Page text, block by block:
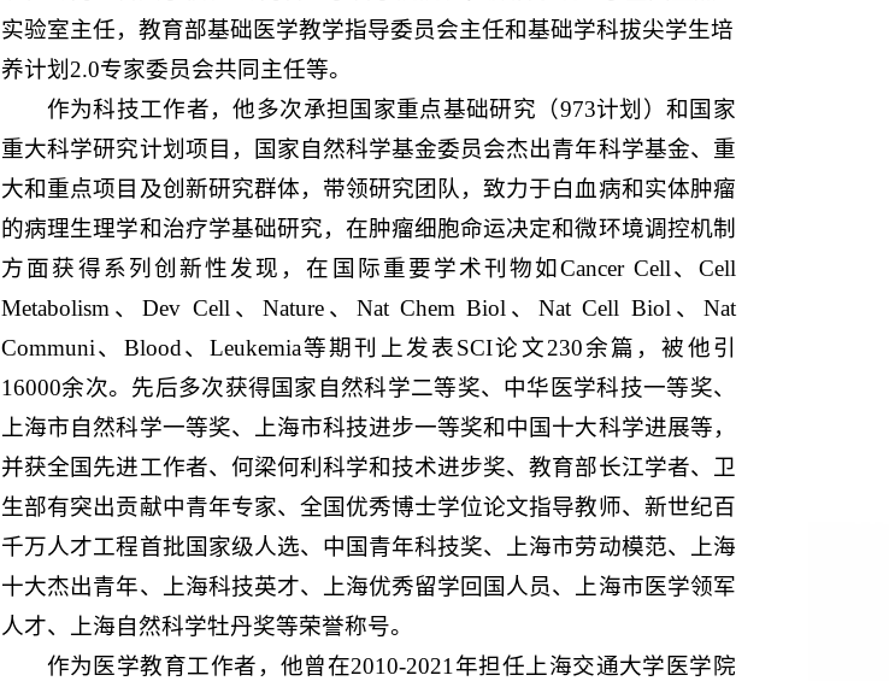
实验室主任，教育部基础医学教学指导委员会主任和基础学科拔尖学生培
养计划2.0专家委员会共同主任等。
作为科技工作者，他多次承担国家重点基础研究（973计划）和国家
重大科学研究计划项目，国家自然科学基金委员会杰出青年科学基金、重
大和重点项目及创新研究群体，带领研究团队，致力于白血病和实体肿瘤
的病理生理学和治疗学基础研究，在肿瘤细胞命运决定和微环境调控机制
方面获得系列创新性发现，在国际重要学术刊物如Cancer Cell、Cell
Metabolism、Dev Cell、Nature、Nat Chem Biol、Nat Cell Biol、Nat
Communi、Blood、Leukemia等期刊上发表SCI论文230余篇，被他引
16000余次。先后多次获得国家自然科学二等奖、中华医学科技一等奖、
上海市自然科学一等奖、上海市科技进步一等奖和中国十大科学进展等，
并获全国先进工作者、何梁何利科学和技术进步奖、教育部长江学者、卫
生部有突出贡献中青年专家、全国优秀博士学位论文指导教师、新世纪百
千万人才工程首批国家级人选、中国青年科技奖、上海市劳动模范、上海
十大杰出青年、上海科技英才、上海优秀留学回国人员、上海市医学领军
人才、上海自然科学牡丹奖等荣誉称号。
作为医学教育工作者，他曾在2010-2021年担任上海交通大学医学院